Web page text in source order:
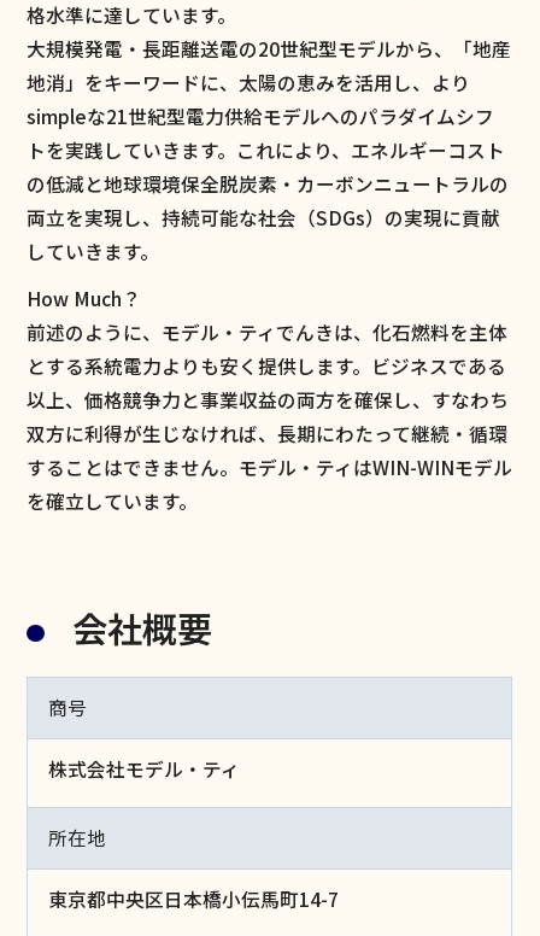
格水準に達しています。
大規模発電・長距離送電の20世紀型モデルから、「地産
地消」をキーワードに、太陽の恵みを活用し、より
simpleな21世紀型電力供給モデルへのパラダイムシフ
トを実践していきます。これにより、エネルギーコスト
の低減と地球環境保全脱炭素・カーボンニュートラルの
両立を実現し、持続可能な社会（SDGs）の実現に貢献
していきます。
How Much？
前述のように、モデル・ティでんきは、化石燃料を主体
とする系統電力よりも安く提供します。ビジネスである
以上、価格競争力と事業収益の両方を確保し、すなわち
双方に利得が生じなければ、長期にわたって継続・循環
することはできません。モデル・ティはWIN-WINモデル
を確立しています。​
会社概要
商号
株式会社モデル・ティ​
所在地
東京都中央区日本橋小伝馬町14-7 ​